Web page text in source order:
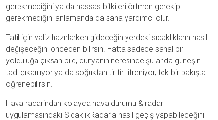
gerekmediğini ya da hassas bitkileri örtmen gerekip
gerekmediğini anlamanda da sana yardımcı olur.
Tatil için valiz hazırlarken gideceğin yerdeki sıcaklıkların nasıl
değişeceğini önceden bilirsin. Hatta sadece sanal bir
yolculuğa çıksan bile, dünyanın neresinde şu anda güneşin
tadı çıkarılıyor ya da soğuktan tir tir titreniyor, tek bir bakışta
öğrenebilirsin.
Hava radarindan kolayca hava durumu & radar
uygulamasındaki SıcaklıkRadar’a nasıl geçiş yapabileceğini